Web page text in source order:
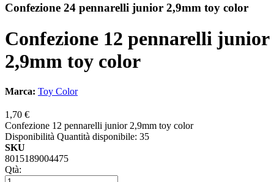
Confezione 24 pennarelli junior 2,9mm toy color
Confezione 12 pennarelli junior
2,9mm toy color
Marca: Toy Color
1,70 €
Confezione 12 pennarelli junior 2,9mm toy color
Disponibilità Quantità disponibile: 35
SKU
8015189004475
Qtà: